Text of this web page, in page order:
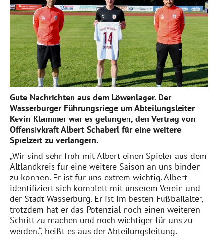
Gute Nachrichten aus dem Löwenlager. Der
Wasserburger Führungsriege um Abteilungsleiter
Kevin Klammer war es gelungen, den Vertrag von
Offensivkraft Albert Schaberl für eine weitere
Spielzeit zu verlängern.
„Wir sind sehr froh mit Albert einen Spieler aus dem
Altlandkreis für eine weitere Saison an uns binden
zu können. Er ist für uns extrem wichtig. Albert
identifiziert sich komplett mit unserem Verein und
der Stadt Wasserburg. Er ist im besten Fußballalter,
trotzdem hat er das Potenzial noch einen weiteren
Schritt zu machen und noch wichtiger für uns zu
werden.“, heißt es aus der Abteilungsleitung.